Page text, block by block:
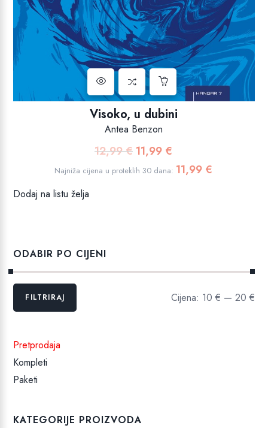
Visoko, u dubini
Antea Benzon
12,99€ Izvorna
cijena
11,99 €
cijena
Najniža cijena u proteklih 30 dana: 11,99 €
Dodaj na listu želja
ODABIR PO CIJENI
Min
MaksFILTRIRAJ Cijena: 10 € — 20 €
Pretprodaja
Kompleti
Paketi
KATEGORIJE PROIZVODA